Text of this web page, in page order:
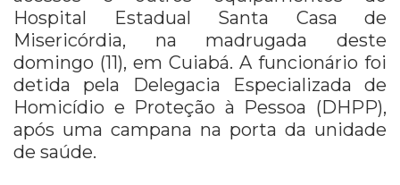
Hospital Estadual Santa Casa de
Misericórdia, na madrugada deste
domingo (11), em Cuiabá. A funcionário foi
detida pela Delegacia Especializada de
Homicídio e Proteção à Pessoa (DHPP),
após uma campana na porta da unidade
de saúde.